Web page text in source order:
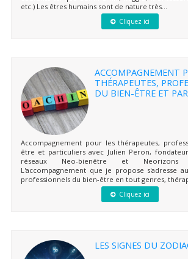
etc.) Les êtres humains sont de nature très...
Cliquez ici
ACCOMPAGNEMENT
THÉRAPEUTES,
DU BIEN-ÊTRE ET
Accompagnement pour les thérapeutes,
être et particuliers avec Julien Peron,
réseaux Neo-bienêtre et Neorizons
L'accompagnement que je propose s'adresse
professionnels du bien-être en tout genres,
Cliquez ici
LES SIGNES DU